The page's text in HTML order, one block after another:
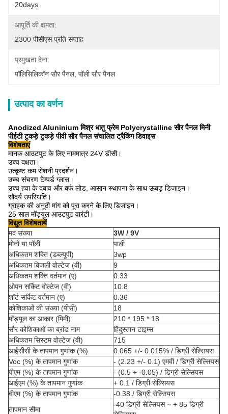
20days
आपूर्ति की क्षमता:
2300 पीसीएस प्रति सप्ताह
प्रमुखता देना:
पॉलिसिलिकॉन सौर पैनल, पॉली सौर पैनल
उत्पाद का वर्णन
Anodized Aluninium मिश्र धातु फ्रेम Polycrystalline सौर पैनल मिनी
पीईटी टुकड़े टुकड़े पीवी सौर पैनल संचालित ट्रैकिंग डिवाइस
विशेषताएं
मानक आउटपुट के लिए नाममात्र 24V डीसी।
उच्च दक्षता।
उत्कृष्ट कम रोशनी प्रदर्शन।
उच्च संचरण टेम्पर्ड ग्लास।
उच्च हवा के दबाव और बर्फ लोड, आसान स्थापना के साथ ऊबड़ डिजाइन।
सौंदर्य उपस्थिति।
ग्राहक की अनूठी मांग को पूरा करने के लिए डिजाइन।
25 साल मॉड्यूल आउटपुट वारंटी।
विद्युत विशेषतायें
मद संख्या
3W / 9V
मोनो या पॉली
पाली
अधिकतम शक्ति (डब्ल्यूपी)
3wp
अधिकतम बिजली वोल्टेज (वी)
9
अधिकतम शक्ति वर्तमान (ए)
0.33
ओपन सर्किट वोल्टेज (वी)
10.8
शॉर्ट सर्किट वर्तमान (ए)
0.36
कोशिकाओं की संख्या (पीसी)
18
मॉड्यूल का आकार (मिमी)
210 * 195 * 18
सौर कोशिकाओं का ब्रांड नाम
हिंदुस्तान टाइम्स
अधिकतम सिस्टम वोल्टेज (वी)
715
आईसीसी के तापमान गुणांक (%)
0.065 +/- 0.015% / डिग्री सेल्सियस
Voc (%) के तापमान गुणांक
- (2.23 +/- 0.1) एमवी / डिग्री सेल्सियस
पीएम (%) के तापमान गुणांक
- (0.5 + -0.05) / डिग्री सेल्सियस
आईएम (%) के तापमान गुणांक
+ 0.1 / डिग्री सेल्सियस
वीएम (%) के तापमान गुणांक
-0.38 / डिग्री सेल्सियस
तापमान सीमा
-40 डिग्री सेल्सियस ~ + 85 डिग्री